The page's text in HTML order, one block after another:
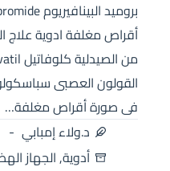
أقراص مغلفة ادوية علاج
فى صورة أقراص مغلفة…
د.ولاء إمبابي
أدوية,الجهاز